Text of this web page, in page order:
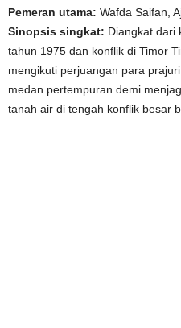
Pemeran utama: Wafda Saifan,
Sinopsis singkat: Diangkat dari
tahun 1975 dan konflik di Timor
mengikuti perjuangan para
medan pertempuran demi
tanah air di tengah konflik besar